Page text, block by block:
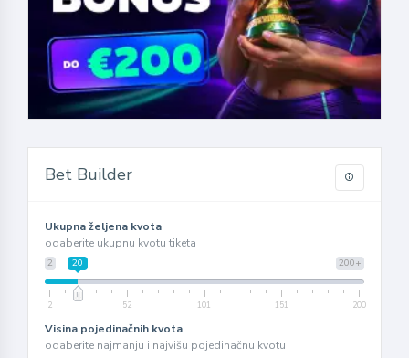
Bet Builder
Ukupna željena kvota
odaberite ukupnu kvotu tiketa
2 200+
20
2 52 101 151 200
Visina pojedinačnih kvota
odaberite najmanju i najvišu pojedinačnu kvotu